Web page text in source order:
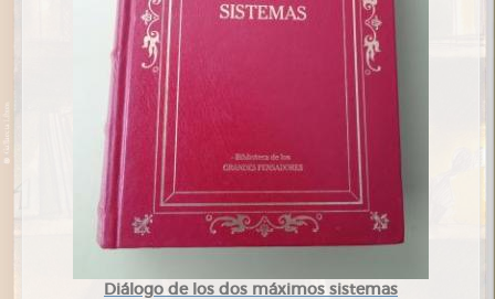
Diálogo de los dos máximos sistemas